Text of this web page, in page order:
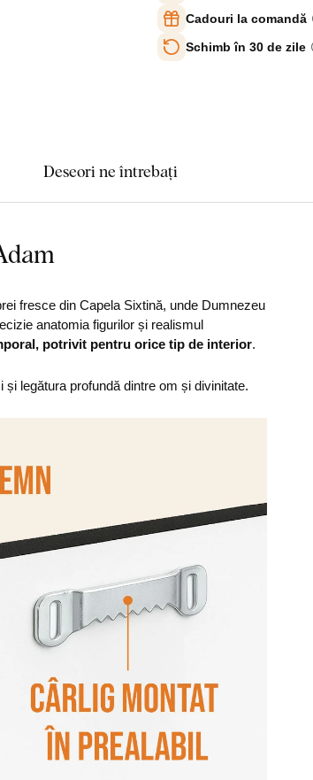
Cadouri la comandă
Schimb în 30 de zile
Deseori ne întrebați
fresce din Capela Sixtină, unde Dumnezeu
anatomia figurilor și realismul
potrivit pentru orice tip de interior.
legătura profundă dintre om și divinitate.